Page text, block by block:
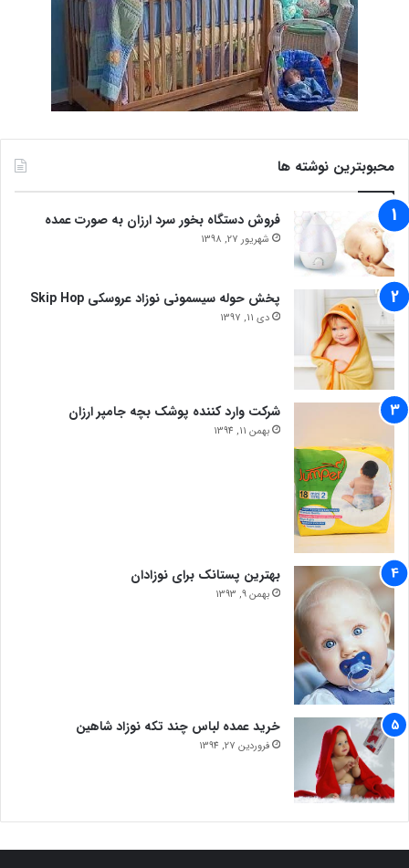
محبوبترین نوشته ها
فروش دستگاه بخور سرد ارزان به صورت عمده
شهریور 27, 1398
پخش حوله سیسمونی نوزاد عروسکی Skip Hop
دی 11, 1397
شرکت وارد کننده پوشک بچه جامپر ارزان
بهمن 11, 1394
بهترین پستانک برای نوزادان
بهمن 9, 1393
خرید عمده لباس چند تکه نوزاد شاهین
فروردین 27, 1394